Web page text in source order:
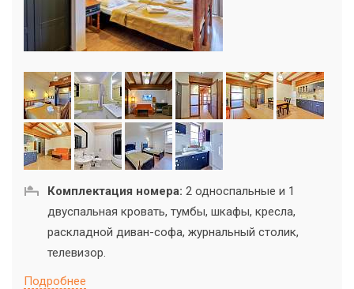
Комплектация номера: 2 односпальные и 1
двуспальная кровать, тумбы, шкафы, кресла,
раскладной диван-софа, журнальный столик,
телевизор.
Подробнее